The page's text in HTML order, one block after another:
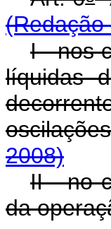
(Redação
I - nos
líquidas
2008)
II - no
da